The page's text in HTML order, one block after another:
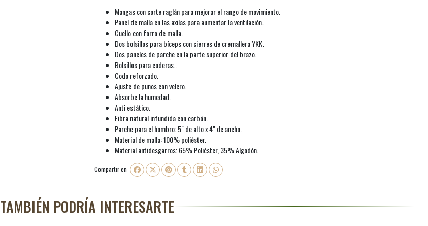
Mangas con corte raglán para mejorar el rango de movimiento.
Panel de malla en las axilas para aumentar la ventilación.
Cuello con forro de malla.
Dos bolsillos para bíceps con cierres de cremallera YKK.
Dos paneles de parche en la parte superior del brazo.
Bolsillos para coderas..
Codo reforzado.
Ajuste de puños con velcro.
Absorbe la humedad.
Anti estático.
Fibra natural infundida con carbón.
Parche para el hombro: 5" de alto x 4" de ancho.
Material de malla: 100% poliéster.
Material antidesgarros: 65% Poliéster, 35% Algodón.
Compartir en:
TAMBIÉN PODRÍA INTERESARTE